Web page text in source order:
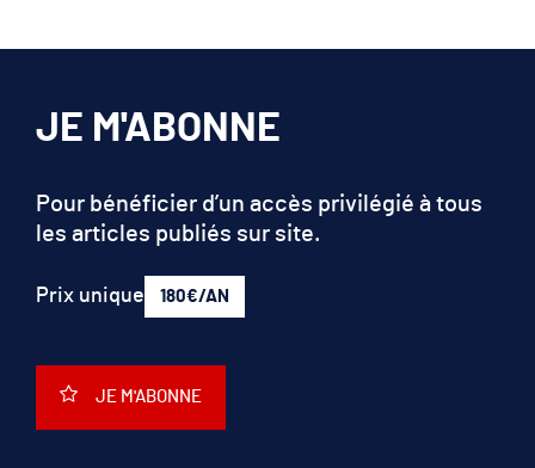
JE M'ABONNE
Pour bénéficier d’un accès privilégié à tous
les articles publiés sur site.
Prix unique 180€/AN
JE M'ABONNE